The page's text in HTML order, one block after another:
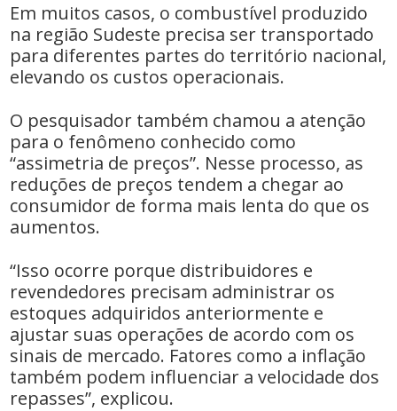
Em muitos casos, o combustível produzido
na região Sudeste precisa ser transportado
para diferentes partes do território nacional,
elevando os custos operacionais.
O pesquisador também chamou a atenção
para o fenômeno conhecido como
“assimetria de preços”. Nesse processo, as
reduções de preços tendem a chegar ao
consumidor de forma mais lenta do que os
aumentos.
“Isso ocorre porque distribuidores e
revendedores precisam administrar os
estoques adquiridos anteriormente e
ajustar suas operações de acordo com os
sinais de mercado. Fatores como a inflação
também podem influenciar a velocidade dos
repasses”, explicou.